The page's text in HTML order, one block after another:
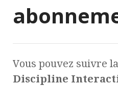
Vous pouvez suivre
Discipline